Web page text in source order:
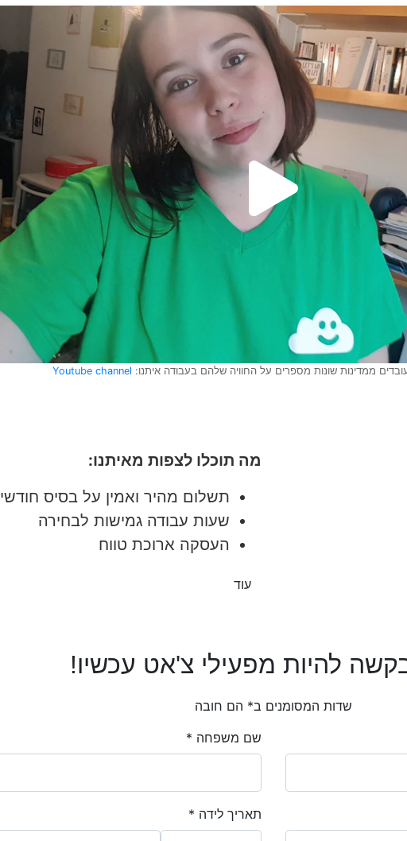
ממדינות שונות מספרים על החוויה שלהם בעבודה איתנו: Youtube channel
מה תוכלו לצפות מאיתנו:
תשלום מהיר ואמין על בסיס חודשי
שעות עבודה גמישות לבחירה
העסקה ארוכת טווח
עוד
להיות מפעילי צ'אט עכשיו!
שדות המסומנים ב* הם חובה
שם משפחה *
תאריך לידה *